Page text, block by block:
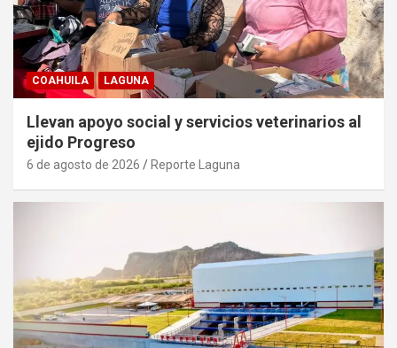
COAHUILA LAGUNA
Llevan apoyo social y servicios veterinarios al
ejido Progreso
6 de agosto de 2026 Reporte Laguna